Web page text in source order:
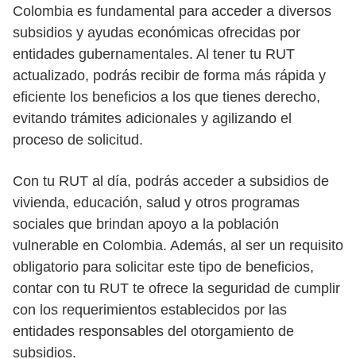
Colombia es fundamental para acceder a diversos
subsidios y ayudas económicas ofrecidas por
entidades gubernamentales. Al tener tu RUT
actualizado, podrás recibir de forma más rápida y
eficiente los beneficios a los que tienes derecho,
evitando trámites adicionales y agilizando el
proceso de solicitud.
Con tu RUT al día, podrás acceder a subsidios de
vivienda, educación, salud y otros programas
sociales que brindan apoyo a la población
vulnerable en Colombia. Además, al ser un requisito
obligatorio para solicitar este tipo de beneficios,
contar con tu RUT te ofrece la seguridad de cumplir
con los requerimientos establecidos por las
entidades responsables del otorgamiento de
subsidios.